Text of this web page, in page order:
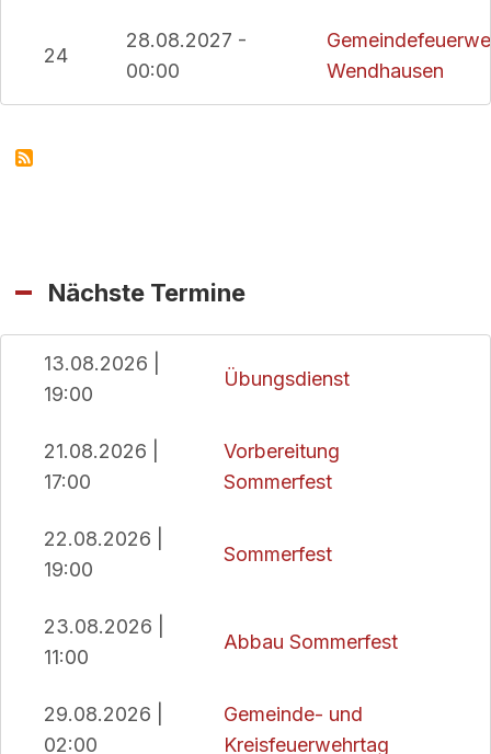
24
28.08.2027 -
00:00
Wendhausen
Nächste Termine
13.08.2026 |
19:00
Übungsdienst
21.08.2026 |
17:00
Vorbereitung
Sommerfest
22.08.2026 |
19:00
Sommerfest
23.08.2026 |
11:00
Abbau Sommerfest
29.08.2026 |
02:00
Gemeinde- und
Kreisfeuerwehrtag